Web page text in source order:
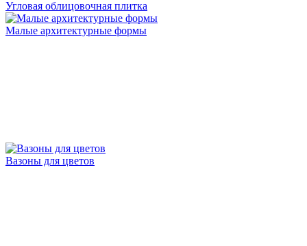
Угловая облицовочная плитка
Малые архитектурные формы
Вазоны для цветов